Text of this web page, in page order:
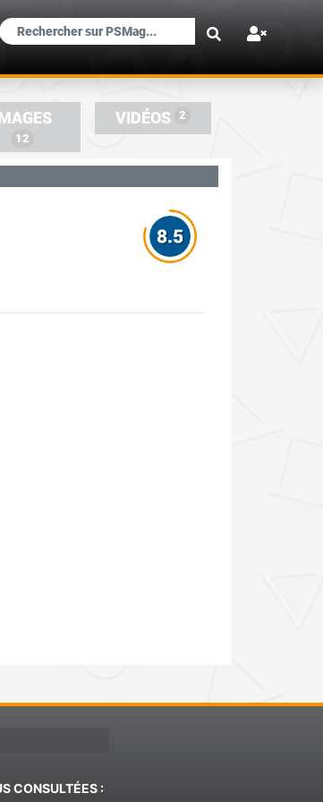
×
IMAGES
12
VIDÉOS 2
CONSULTÉES :